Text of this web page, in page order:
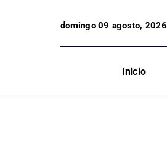
domingo 09 agosto, 2026
Inicio